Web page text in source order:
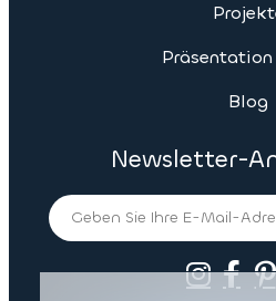
Präsentation
Blog
Newsletter-